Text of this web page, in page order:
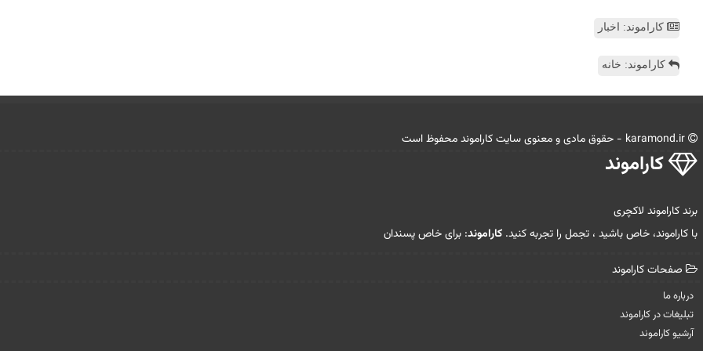
کاراموند: اخبار
کاراموند: خانه
كاراموند
برند کاراموند لاکچری
با کاراموند، خاص باشید ، تجمل را تجربه کنید. کاراموند: برای خاص پسندان
صفحات كاراموند
درباره ما
تبلیغات در كاراموند
آرشیو كاراموند